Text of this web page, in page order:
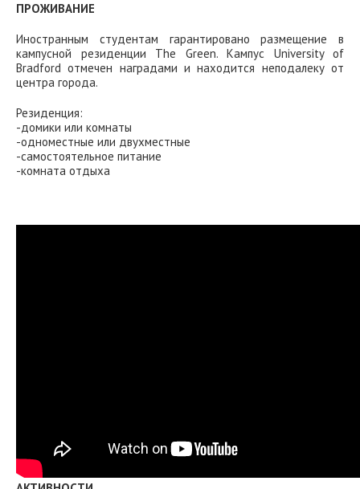
ПРОЖИВАНИЕ
Иностранным студентам гарантировано размещение в
кампусной резиденции The Green. Кампус University of
Bradford отмечен наградами и находится неподалеку от
центра города.
Резиденция:
-домики или комнаты
-одноместные или двухместные
-самостоятельное питание
-комната отдыха